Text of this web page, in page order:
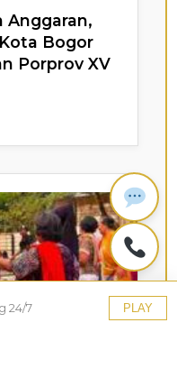
Anggaran,
Bogor
Porprov XV
24/7 PLAY